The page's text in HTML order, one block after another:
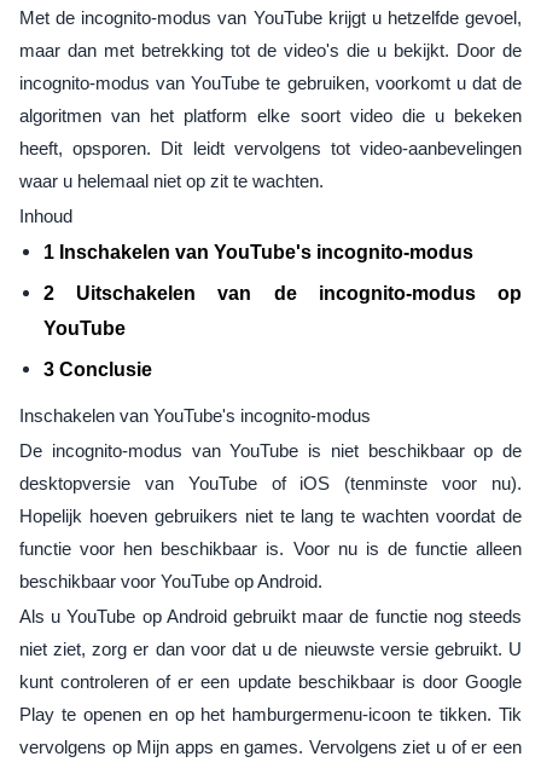
Met de incognito-modus van YouTube krijgt u hetzelfde gevoel,
maar dan met betrekking tot de video's die u bekijkt. Door de
incognito-modus van YouTube te gebruiken, voorkomt u dat de
algoritmen van het platform elke soort video die u bekeken
heeft, opsporen. Dit leidt vervolgens tot video-aanbevelingen
waar u helemaal niet op zit te wachten.
Inhoud
1 Inschakelen van YouTube's incognito-modus
2 Uitschakelen van de incognito-modus op
YouTube
3 Conclusie
Inschakelen van YouTube's incognito-modus
De incognito-modus van YouTube is niet beschikbaar op de
desktopversie van YouTube of iOS (tenminste voor nu).
Hopelijk hoeven gebruikers niet te lang te wachten voordat de
functie voor hen beschikbaar is. Voor nu is de functie alleen
beschikbaar voor YouTube op Android.
Als u YouTube op Android gebruikt maar de functie nog steeds
niet ziet, zorg er dan voor dat u de nieuwste versie gebruikt. U
kunt controleren of er een update beschikbaar is door Google
Play te openen en op het hamburgermenu-icoon te tikken. Tik
vervolgens op Mijn apps en games. Vervolgens ziet u of er een